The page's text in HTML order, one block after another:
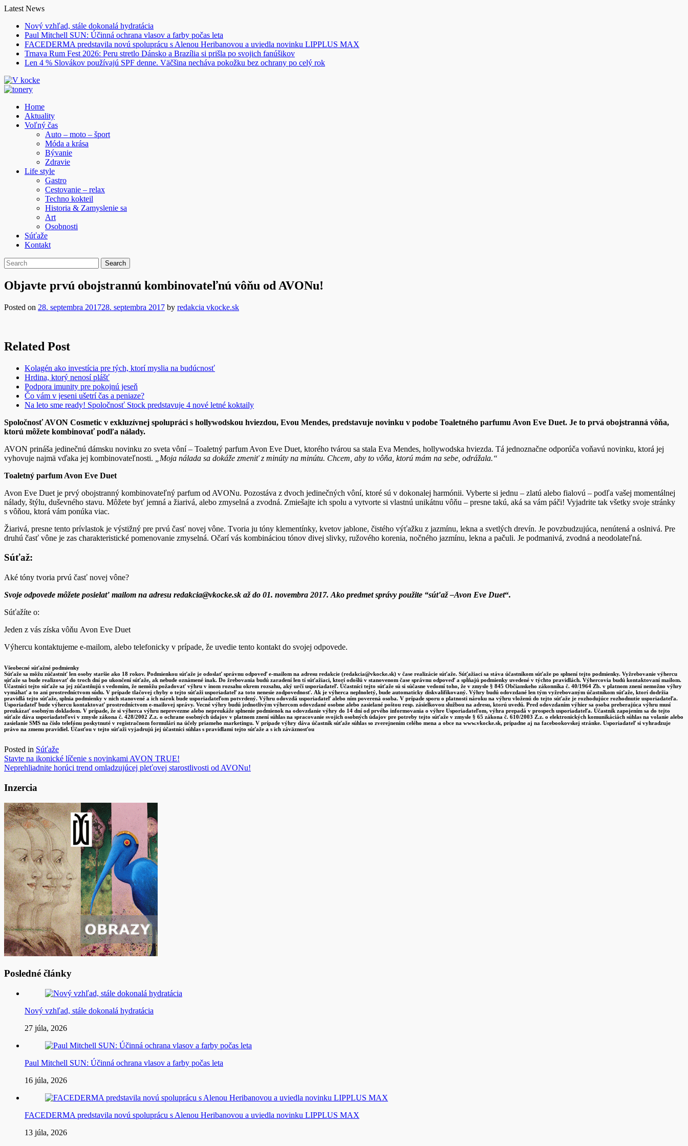
Skip
content
Latest News
Nový vzhľad, stále dokonalá hydratácia
Paul Mitchell SUN: Účinná ochrana vlasov a farby počas leta
FACEDERMA predstavila novú spoluprácu s Alenou Heribanovou a uviedla novinku LIPPLUS MAX
Trnava Rum Fest 2026: Peru stretlo Dánsko a Brazília si prišla po svojich fanúšikov
Len 4 % Slovákov používajú SPF denne. Väčšina necháva pokožku bez ochrany po celý rok
Home
Aktuality
Voľný čas
Auto – moto – šport
Móda a krása
Bývanie
Zdravie
Life style
Gastro
Cestovanie – relax
Techno kokteil
Historia & Zamyslenie sa
Art
Osobnosti
Súťaže
Kontakt
Objavte prvú obojstrannú kombinovateľnú vôňu od AVONu!
Posted on 28. septembra 201728. septembra 2017 by redakcia vkocke.sk
Related Post
Kolagén ako investícia pre tých, ktorí myslia na budúcnosť
Hrdina, ktorý nenosí plášť
Podpora imunity pre pokojnú jeseň
Čo vám v jeseni ušetrí čas a peniaze?
Na leto sme ready! Spoločnosť Stock predstavuje 4 nové letné koktaily
Spoločnosť AVON Cosmetic v exkluzívnej spolupráci s hollywodskou hviezdou, Evou Mendes, predstavuje novinku v podobe Toaletného parfumu Avon Eve Duet. Je to prvá obojstranná vôňa,
ktorú môžete kombinovať podľa nálady.
AVON prináša jedinečnú dámsku novinku zo sveta vôní – Toaletný parfum Avon Eve Duet, ktorého tvárou sa stala Eva Mendes, hollywodska hviezda. Tá jednoznačne odporúča voňavú novinku, ktorá jej
vyhovuje najmä vďaka jej kombinovateľnosti. „Moja nálada sa dokáže zmeniť z minúty na minútu. Chcem, aby to vôňa, ktorú mám na sebe, odrážala.“
Toaletný parfum Avon Eve Duet
Avon Eve Duet je prvý obojstranný kombinovateľný parfum od AVONu. Pozostáva z dvoch jedinečných vôní, ktoré sú v dokonalej harmónii. Vyberte si jednu – zlatú alebo fialovú – podľa vašej momentálnej
nálady, štýlu, duševného stavu. Môžete byť jemná a žiarivá, alebo zmyselná a zvodná. Zmiešajte ich spolu a vytvorte si vlastnú unikátnu vôňu – presne takú, aká sa vám páči! Vyjadrite tak všetky svoje stránky
s vôňou, ktorá vám ponúka viac.
Žiarivá, presne tento prívlastok je výstižný pre prvú časť novej vône. Tvoria ju tóny klementínky, kvetov jablone, čistého výťažku z jazmínu, lekna a svetlých drevín. Je povzbudzujúca, nenútená a oslnivá. Pre
druhú časť vône je zas charakteristické pomenovanie zmyselná. Očarí vás kombináciou tónov divej slivky, ružového korenia, nočného jazmínu, lekna a pačuli. Je podmanivá, zvodná a neodolateľná.
Súťaž:
Aké tóny tvoria prvú časť novej vône?
Svoje odpovede môžete posielať mailom na adresu redakcia@vkocke.sk až do 01. novembra 2017. Ako predmet správy použite “súťaž –Avon Eve Duet“.
Súťažíte o:
Jeden z vás získa vôňu Avon Eve Duet
Výhercu kontaktujeme e-mailom, alebo telefonicky v prípade, že uvedie tento kontakt do svojej odpovede.
Všeobecné súťažné podmienky
Súťaže sa môžu zúčastniť len osoby staršie ako 18 rokov. Podmienkou súťaže je odoslať správnu odpoveď e-mailom na adresu redakcie (redakcia@vkocke.sk) v čase realizácie súťaže. Súťažiaci sa stáva účastníkom súťaže po splnení tejto podmienky. Vyžrebovanie výhercu
súťaže sa bude realizovať do troch dní po ukončení súťaže, ak nebude oznámené inak. Do žrebovania budú zaradení len tí súťažiaci, ktorí odošlú v stanovenom čase správnu odpoveď a spĺňajú podmienky uvedené v týchto pravidlách. Výhercovia budú kontaktovaní mailom.
Účastníci tejto súťaže sa jej zúčastňujú s vedomím, že nemôžu požadovať výhru v inom rozsahu okrem rozsahu, aký určí usporiadateľ. Účastníci tejto súťaže sú si súčasne vedomí toho, že v zmysle § 845 Občianskeho zákonníka č. 40/1964 Zb. v platnom znení nemožno výhry
vymáhať a to ani prostredníctvom súdu. V prípade tlačovej chyby o tejto súťaži usporiadateľ za toto nenesie zodpovednosť. Ak je výherca neplnoletý, bude automaticky diskvalifikovaný. Výhry budú odovzdané len tým vyžrebovaným účastníkom súťaže, ktorí dodržia
pravidlá tejto súťaže, splnia podmienky v nich stanovené a ich nárok bude usporiadateľom potvrdený. Výhru odovzdá usporiadateľ alebo ním poverená osoba. V prípade sporu o platnosti nároku na výhru vloženú do tejto súťaže je rozhodujúce rozhodnutie usporiadateľa.
Usporiadateľ bude výhercu kontaktovať prostredníctvom e-mailovej správy. Vecné výhry budú jednotlivým výhercom odovzdané osobne alebo zasielané poštou resp. zásielkovou službou na adresu, ktorú uvedú. Pred odovzdaním výhier sa osoba preberajúca výhru musí
preukázať osobným dokladom. V prípade, že si výherca výhru neprevezme alebo nepreukáže splnenie podmienok na odovzdanie výhry do 14 dní od prvého informovania o výhre Usporiadateľom, výhra prepadá v prospech usporiadateľa. Účastník zapojením sa do tejto
súťaže dáva usporiadateľovi v zmysle zákona č. 428/2002 Z.z. o ochrane osobných údajov v platnom znení súhlas na spracovanie svojich osobných údajov pre potreby tejto súťaže v zmysle § 65 zákona č. 610/2003 Z.z. o elektronických komunikáciách súhlas na volanie alebo
zasielanie SMS na číslo telefónu poskytnuté v registračnom formulári na účely priameho marketingu. V prípade výhry dáva účastník súťaže súhlas so zverejnením celého mena a obce na www.vkocke.sk, prípadne aj na facebookovskej stránke. Usporiadateľ si vyhradzuje
právo na zmenu pravidiel. Účasťou v tejto súťaži vyjadrujú jej účastníci súhlas s pravidlami tejto súťaže a s ich záväznosťou
Posted in Súťaže
Navigácia
v
článku
Stavte na ikonické líčenie s novinkami AVON TRUE!
Neprehliadnite horúci trend omladzujúcej pleťovej starostlivosti od AVONu!
Inzercia
Posledné články
Nový vzhľad, stále dokonalá hydratácia
27 júla, 2026
Paul Mitchell SUN: Účinná ochrana vlasov a farby počas leta
16 júla, 2026
FACEDERMA predstavila novú spoluprácu s Alenou Heribanovou a uviedla novinku LIPPLUS MAX
13 júla, 2026